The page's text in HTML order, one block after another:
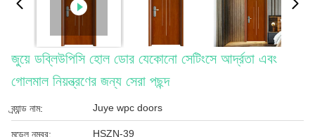
জুয়ে ডব্লিউপিসি হোল ডোর যেকোনো সেটিংসে আর্দ্রতা এবং
গোলমাল নিয়ন্ত্রণের জন্য সেরা পছন্দ
ব্র্যান্ড নাম: Juye wpc doors
মডেল নম্বর: HSZN-39